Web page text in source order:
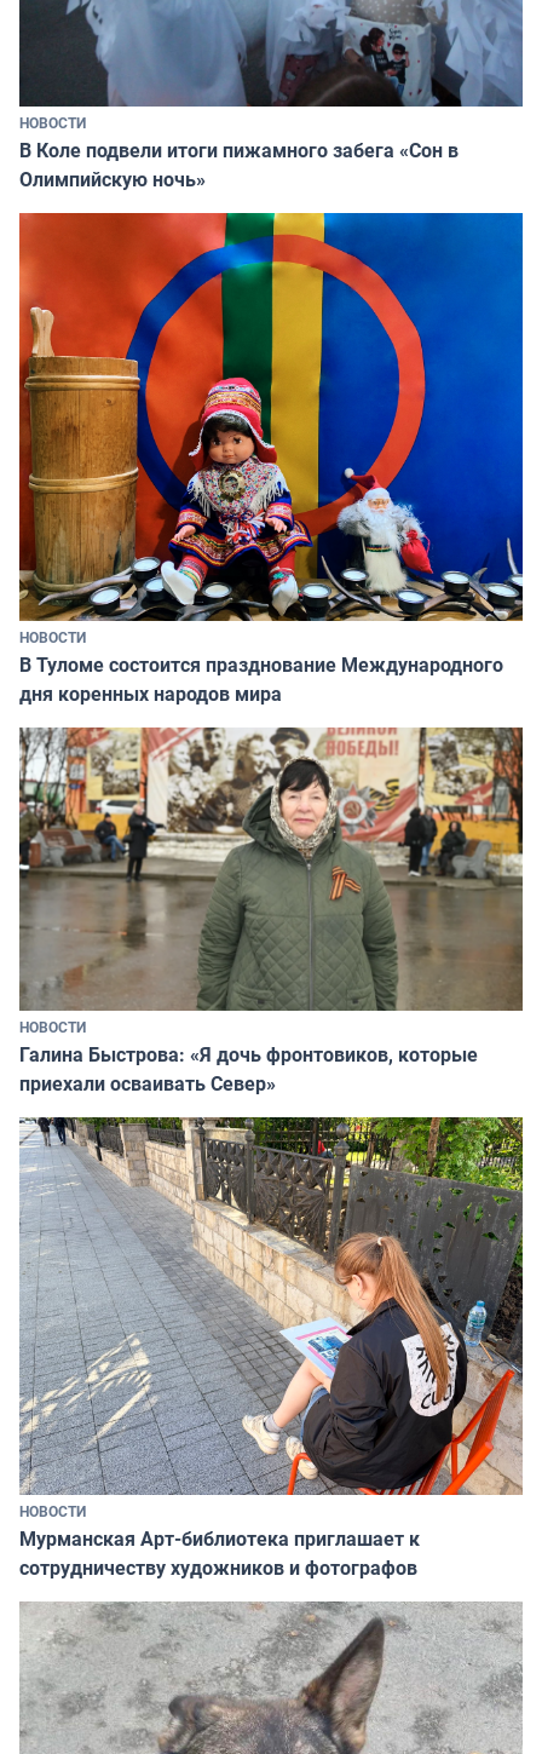
НОВОСТИ
В Коле подвели итоги пижамного забега «Сон в
Олимпийскую ночь»
НОВОСТИ
В Туломе состоится празднование Международного
дня коренных народов мира
НОВОСТИ
Галина Быстрова: «Я дочь фронтовиков, которые
приехали осваивать Север»
НОВОСТИ
Мурманская Арт-библиотека приглашает к
сотрудничеству художников и фотографов